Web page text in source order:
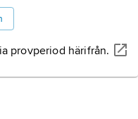
provperiod härifrån.